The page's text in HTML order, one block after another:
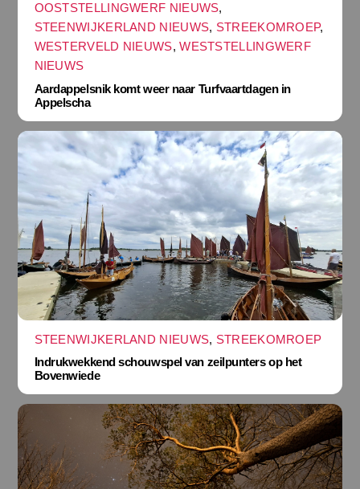
OOSTSTELLINGWERF NIEUWS,
STEENWIJKERLAND NIEUWS, STREEKOMROEP,
WESTERVELD NIEUWS,WESTSTELLINGWERF
NIEUWS
Aardappelsnik komt weer naar Turfvaartdagen in
Appelscha
STEENWIJKERLAND NIEUWS, STREEKOMROEP
Indrukwekkend schouwspel van zeilpunters op het
Bovenwiede